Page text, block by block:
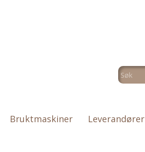
Bruktmaskiner Leverandører